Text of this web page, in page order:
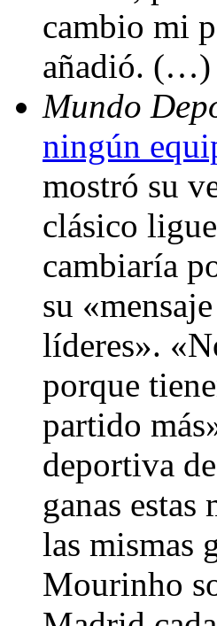
cambio mi
añadió. (…)
Mundo
ningún
mostró su
clásico
cambiaría
su
líderes».
porque
partido
deportiva
ganas
las mismas
Mourinho